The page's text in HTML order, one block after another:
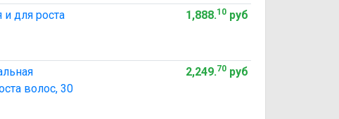
для роста
1,888.10руб
волос, 30
2,249.70руб